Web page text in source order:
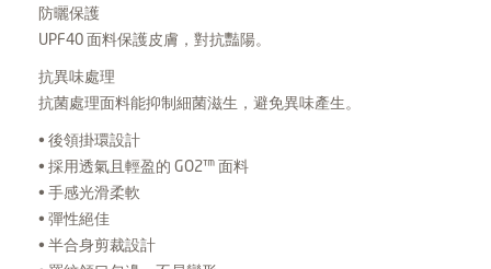
防曬保護
UPF40 面料保護皮膚，對抗豔陽。
抗異味處理
抗菌處理面料能抑制細菌滋生，避免異味產生。
• 後領掛環設計
• 採用透氣且輕盈的 GO2™ 面料
• 手感光滑柔軟
• 彈性絕佳
• 半合身剪裁設計